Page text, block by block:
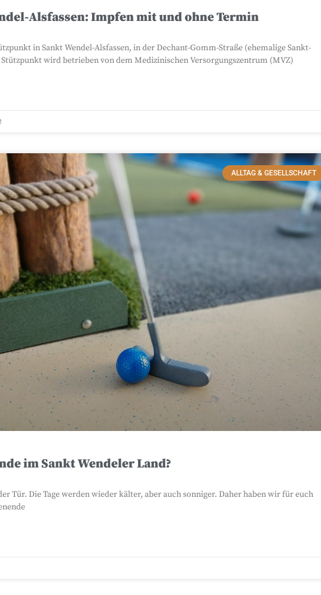
Alsfassen: Impfen mit und ohne Termin
in Sankt Wendel-Alsfassen, in der Dechant-Gomm-Straße (ehemalige Sankt-
wird betrieben von dem Medizinischen Versorgungszentrum (MVZ)
ALLTAG & GESELLSCHAFT
im Sankt Wendeler Land?
Tür. Die Tage werden wieder kälter, aber auch sonniger. Daher haben wir für euch